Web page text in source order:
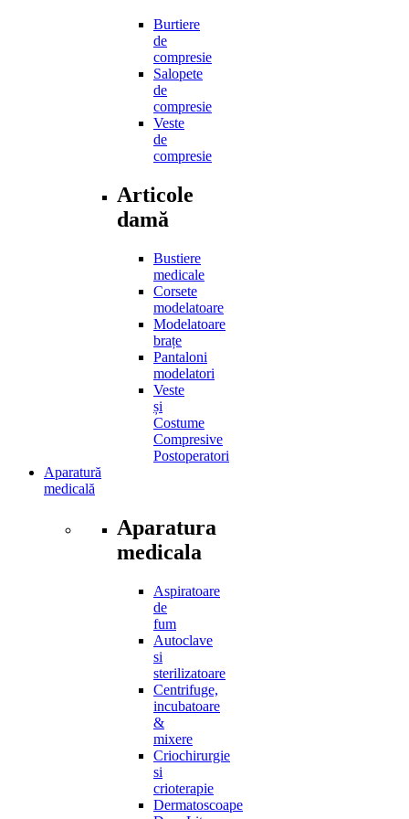
Burtiere
de
compresie
Salopete
de
compresie
Veste
de
compresie
Articole
damă
Bustiere
medicale
Corsete
modelatoare
Modelatoare
brațe
Pantaloni
modelatori
Veste
și
Costume
Compresive
Postoperatori
Aparatură
medicală
Aparatura
medicala
Aspiratoare
de
fum
Autoclave
si
sterilizatoare
Centrifuge,
incubatoare
&
mixere
Criochirurgie
si
crioterapie
Dermatoscoape